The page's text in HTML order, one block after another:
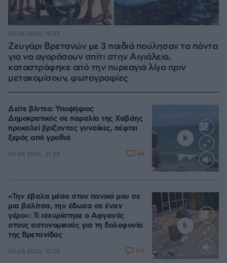
Ζευγάρι Βρετανών με 3 παιδιά πούλησαν τα πάντα
για να αγοράσουν σπίτι στην Αιγιάλεια,
καταστράφηκε από την πυρκαγιά λίγο πριν
μετακομίσουν, φωτογραφίες
05.08.2026, 19:53
Loaded
Δείτε βίντεο: Υποψήφιος
Δημοκρατικός σε παραλία της Χαβάης
προκαλεί βρίζοντας γυναίκες, πέφτει
ξερός από γροθιά
05.08.2026, 21:28 44
«Την έβαλα μέσα στον πανικό μου σε
μια βαλίτσα, την έδωσα σε έναν
γέρο»: Τι ισχυρίστηκε ο Αφγανός
στους αστυνομικούς για τη δολοφονία
της Βρετανίδας
05.08.2026, 12:26 114